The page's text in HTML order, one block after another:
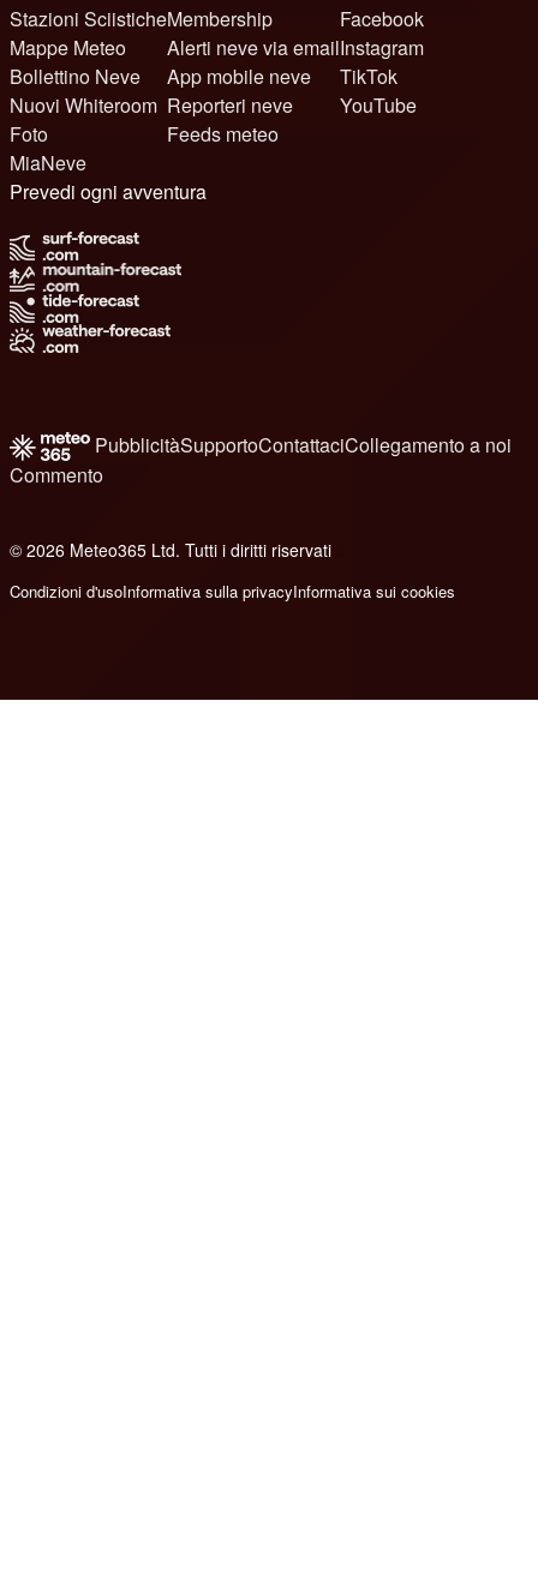
Stazioni Sciistiche
Mappe Meteo
Bollettino Neve
Nuovi Whiteroom
Foto
MiaNeve
Membership
Alerti neve via email
App mobile neve
Reporteri neve
Feeds meteo
Facebook
Instagram
TikTok
YouTube
Prevedi ogni avventura
PubblicitàSupportoContattaciCollegamento a noi
Commento
© 2026 Meteo365 Ltd. Tutti i diritti riservati
Condizioni d'usoInformativa sulla privacyInformativa sui cookies